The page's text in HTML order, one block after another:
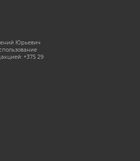
Юрьевич
+375 29